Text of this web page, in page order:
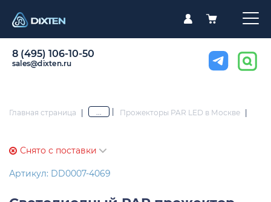
8 (495) 106-10-50
sales@dixten.ru
Главная страница | ... Прожекторы PAR LED в Москве |
Снято с поставки
Артикул: DD0007-4069